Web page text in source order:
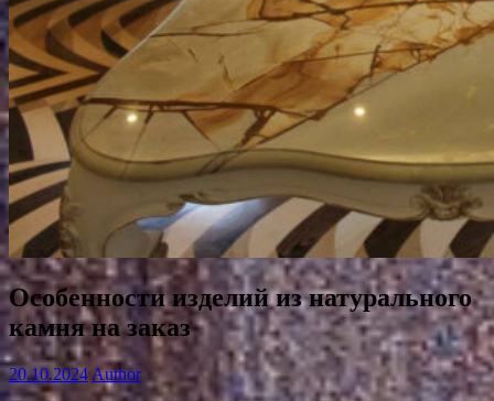
Особенности изделий из натурального
камня на заказ
20.10.2024 Author